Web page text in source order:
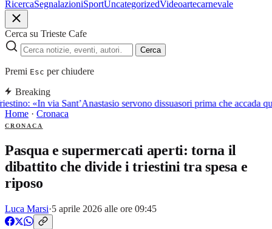
RicercaSegnalazioniSportUncategorizedVideoartecarnevale
Cerca su Trieste Cafe
Cerca
Premi Esc per chiudere
Breaking
«In via Sant’Anastasio servono dissuasori prima che accada
Home · Cronaca
CRONACA
Pasqua e supermercati aperti: torna il
dibattito che divide i triestini tra spesa e
riposo
Luca Marsi·5 aprile 2026 alle ore 09:45